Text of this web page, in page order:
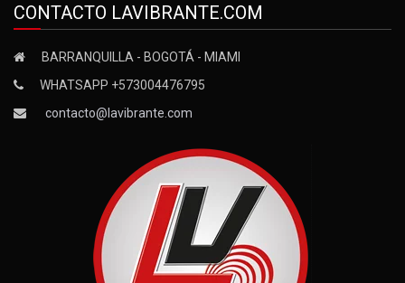
CONTACTO LAVIBRANTE.COM
BARRANQUILLA - BOGOTÁ - MIAMI
WHATSAPP +573004476795
contacto@lavibrante.com